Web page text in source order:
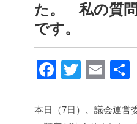
た。 私の質問
です。
F
c
T
tt
E
ail
本日（7日）、議会運営